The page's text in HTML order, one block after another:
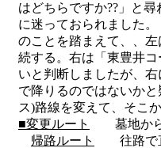
はどちらですか??」と
に迷っておられました
のことを踏まえて、、
続する。右は「東豊井
いと判断しましたが、
で降りるのではないか
ス)路線を変えて、そこ
■変更ルート
墓地から
帰路ルート
往路で直